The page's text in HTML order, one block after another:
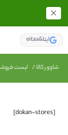
eitaa&ایتا
شاوور کالا / لیست
[dokan-stores]